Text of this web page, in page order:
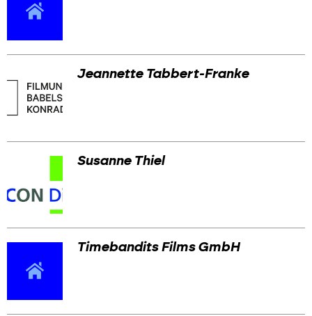
Jeannette Tabbert-Franke
Susanne Thiel
Timebandits Films GmbH